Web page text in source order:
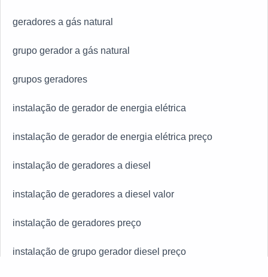
geradores a gás natural
grupo gerador a gás natural
grupos geradores
instalação de gerador de energia elétrica
instalação de gerador de energia elétrica preço
instalação de geradores a diesel
instalação de geradores a diesel valor
instalação de geradores preço
instalação de grupo gerador diesel preço